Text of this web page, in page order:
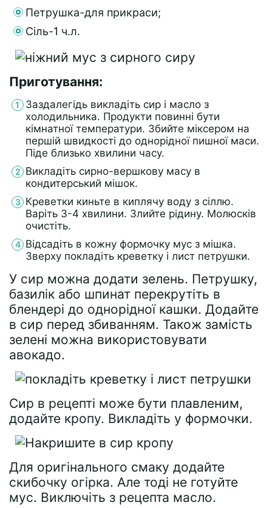
Петрушка-для прикраси;
Сіль-1 ч.л.
Приготування:
Заздалегідь викладіть сир і масло з
холодильника. Продукти повинні бути
кімнатної температури. Збийте міксером на
першій швидкості до однорідної пишної маси.
Піде близько хвилини часу.
Викладіть сирно-вершкову масу в
кондитерський мішок.
Креветки киньте в киплячу воду з сіллю.
Варіть 3-4 хвилини. Злийте рідину. Молюсків
очистіть.
Відсадіть в кожну формочку мус з мішка.
Зверху покладіть креветку і лист петрушки.
У сир можна додати зелень. Петрушку,
базилік або шпинат перекрутіть в
блендері до однорідної кашки. Додайте
в сир перед збиванням. Також замість
зелені можна використовувати
авокадо.
Сир в рецепті може бути плавленим,
додайте кропу. Викладіть у формочки.
Для оригінального смаку додайте
скибочку огірка. Але тоді не готуйте
мус. Виключіть з рецепта масло.